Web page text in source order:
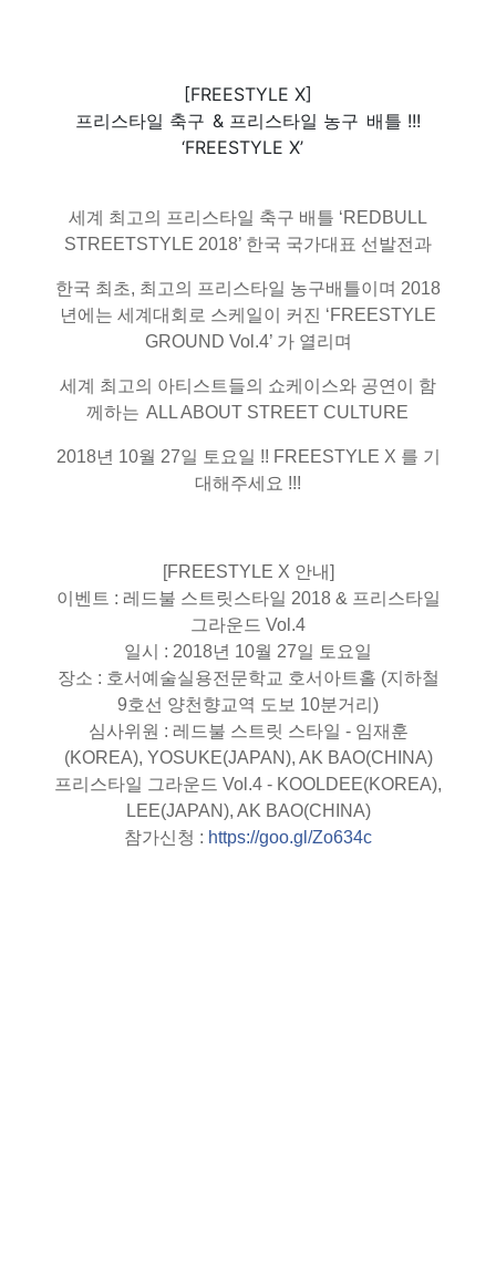
[FREESTYLE X]
프리스타일 축구 & 프리스타일 농구 배틀 !!!
‘FREESTYLE X’
세계 최고의 프리스타일 축구 배틀 ‘REDBULL
STREETSTYLE 2018’ 한국 국가대표 선발전과
한국 최초, 최고의 프리스타일 농구배틀이며 2018
년에는 세계대회로 스케일이 커진 ‘FREESTYLE
GROUND Vol.4’ 가 열리며
세계 최고의 아티스트들의 쇼케이스와 공연이 함
께하는 ALL ABOUT STREET CULTURE
2018년 10월 27일 토요일 !! FREESTYLE X 를 기
대해주세요 !!!
[FREESTYLE X 안내]
이벤트 : 레드불 스트릿스타일 2018 & 프리스타일
그라운드 Vol.4
일시 : 2018년 10월 27일 토요일
장소 : 호서예술실용전문학교 호서아트홀 (지하철
9호선 양천향교역 도보 10분거리)
심사위원 : 레드불 스트릿 스타일 - 임재훈
(KOREA), YOSUKE(JAPAN), AK BAO(CHINA)
프리스타일 그라운드 Vol.4 - KOOLDEE(KOREA),
LEE(JAPAN), AK BAO(CHINA)
참가신청 : https://goo.gl/Zo634c